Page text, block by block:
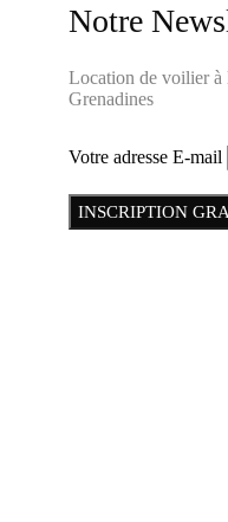
Notre
Location de voilier à
Grenadines
Votre adresse E-mail
INSCRIPTION